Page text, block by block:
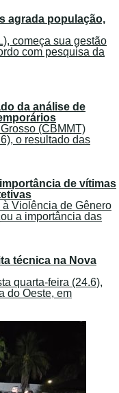
agrada população,
começa sua gestão
com pesquisa da
da análise de
(CBMMT)
o resultado das
de vítimas
Violência de Gênero
a importância das
técnica na Nova
quarta-feira (24.6),
do Oeste, em